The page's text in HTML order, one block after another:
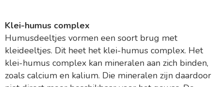
Klei-humus complex
Humusdeeltjes vormen een soort brug met
kleideeltjes. Dit heet het klei-humus complex. Het
klei-humus complex kan mineralen aan zich binden,
zoals calcium en kalium. Die mineralen zijn daardoor